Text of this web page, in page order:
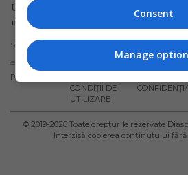
Un bărbat român în vârstă de 60 de
mod tragic, duminică, 25 mai 2025, în…
Scris de Mihai Diaconu
PUBLICITATE
CONDIȚII DE
UTILIZARE
© 2019-2026 Toate drepturile rezervate
Interzisă copierea conținutului
Consent
Manage